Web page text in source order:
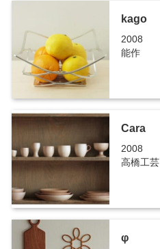
kago
2008
能作
Cara
2008
高橋工芸
φ